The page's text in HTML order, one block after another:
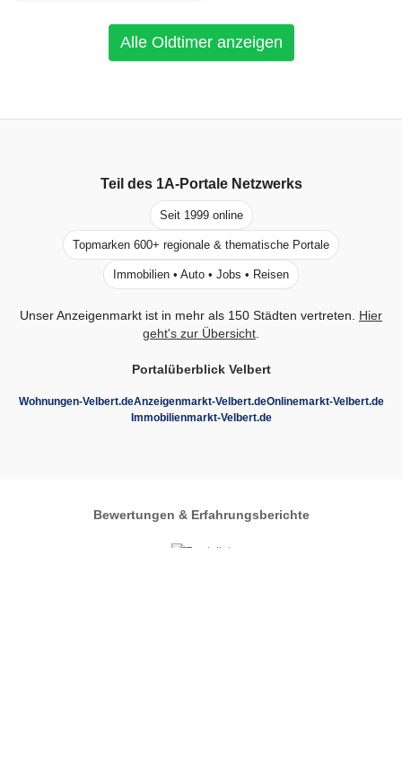
Alle Oldtimer anzeigen
Teil des 1A-PortaleNetzwerks
Seit 1999 online
Topmarken 600+ regionale & thematische Portale
Immobilien • Auto • Jobs • Reisen
Unser Anzeigenmarkt ist in mehr als 150 Städten vertreten.
Hier
geht's zur Übersicht
Portalüberblick Velbert
Wohnungen-Velbert.deAnzeigenmarkt-Velbert.deOnlinemarkt-Velbert.de
Immobilienmarkt-Velbert.de
Bewertungen & Erfahrungsberichte